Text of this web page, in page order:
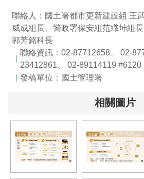
聯絡人：國土署都市更新建設組 王
威成組長、警政署保安組范織坤組
郭芳銘科長
聯絡資訊：02-87712658、 02-
23412861、 02-89114119 #6120
發稿單位：國土管理署
相關圖片